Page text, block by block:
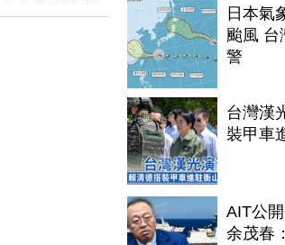
日本氣
颱風 台
警
台灣漢
裝甲車
AIT公
余茂春